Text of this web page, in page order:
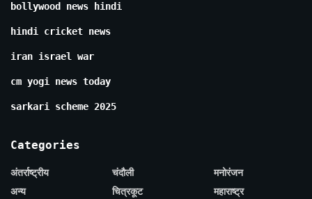
bollywood news hindi
hindi cricket news
iran israel war
cm yogi news today
sarkari scheme 2025
Categories
अंतर्राष्ट्रीय
अन्य
चंदौली
चित्रकूट
मनोरंजन
महाराष्ट्र